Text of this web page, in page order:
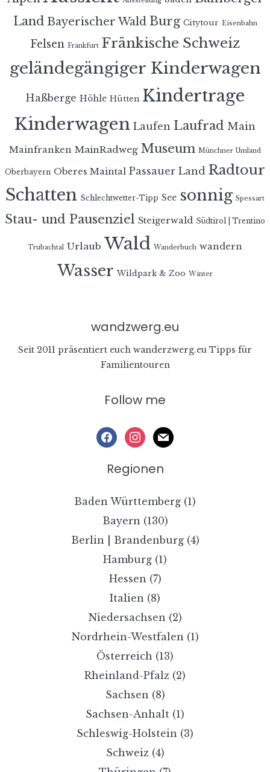
Land Bayerischer Wald Burg Citytour Eisenbahn
Felsen Frankfurt Fränkische Schweiz
geländegängiger Kinderwagen
Haßberge Höhle Hütten Kindertrage
Kinderwagen Laufen Laufrad Main
Mainfranken MainRadweg Museum Münchner Umland
Oberbayern Oberes Maintal Passauer Land Radtour
Schatten Schlechtwetter-Tipp See sonnig Spessart
Stau- und Pausenziel Steigerwald Südtirol | Trentino
Trubachtal Urlaub Wald Wanderbuch wandern
Wasser Wildpark & Zoo Winter
wandzwerg.eu
Seit 2011 präsentiert euch wanderzwerg.eu Tipps für
Familientouren
Follow me
facebookinstagram
mail
Regionen
Baden Württemberg (1)
Bayern (130)
Berlin | Brandenburg(4)
Hamburg (1)
Hessen (7)
Italien (8)
Niedersachsen (2)
Nordrhein-Westfalen (1)
Österreich (13)
Rheinland-Pfalz (2)
Sachsen (8)
Sachsen-Anhalt (1)
Schleswig-Holstein (3)
Schweiz(4)